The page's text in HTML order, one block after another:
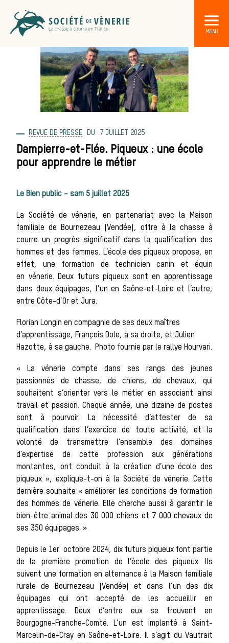
DÉCOUVRIR LA CHASSE À COURRE
Les acteurs de la vènerie
Les animaux
sauvages
Les chiens de
meute
Les chevaux
de chasse
Les veneurs
Chasser les
idées reçues
REVUE DE PRESSE 7 JUILLET 2025
Dampierre-et-Flée. Piqueux : une école
pour apprendre le métier
Le Bien public – sam 5 juillet 2025
La Société de vénerie, en partenariat avec la Maison
familiale de Bournezeau (Vendée), offre à la chasse à
courre un progrès significatif dans la qualification des
hommes et des femmes. L’école des piqueux propose, en
effet, une formation de technicien canin et équin
en vénerie. Deux futurs piqueux sont en apprentissage
dans deux équipages, l’un en Saône-et-Loire et l’autre,
entre Côte-d’Or et Jura.
Florian Longin en compagnie de ses deux maîtres
d’apprentissage, François Dole, à sa droite, et Julien
Hazotte, à sa gauche. Photo fournie par le rallye Hourvari.
« La vénerie compte dans ses rangs des jeunes
passionnés de chasse, de chiens, de chevaux, qui
souhaitent s’orienter vers le métier en associant ainsi
travail et passion. Chaque année, une dizaine de postes
sont à pourvoir. La nécessité d’attester de sa
qualification dans l’exercice de toute activité, et la
volonté de transmettre l’ensemble des domaines
d’expertise de cette profession aux générations
montantes, ont conduit à la création d’une école des
piqueux », explique-t-on à la Société de vénerie. Cette
dernière souhaite « améliorer les conditions de formation
des hommes de vénerie. Elle cherche aussi à garantir le
bien-être animal des 30 000 chiens et 7 000 chevaux de
ses 350 équipages. »
Depuis le 1er octobre 2024, dix futurs piqueux font partie
de la première promotion de l’école des piqueux. Ils
suivent une formation en alternance à la Maison familiale
rurale de Bournezeau (Vendée) et dans l’un des dix
équipages qui ont accepté de les accueillir en
apprentissage. Deux d’entre eux se trouvent en
Bourgogne-Franche-Comté. L’un est implanté à Saint-
Marcelin-de-Cray en Saône-et-Loire. Il s’agit du Vautrait